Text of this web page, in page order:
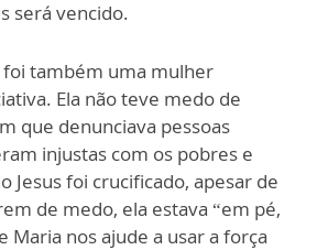
será vencido.
foi também uma mulher
Ela não teve medo de
que denunciava pessoas
injustas com os pobres e
Jesus foi crucificado, apesar de
de medo, ela estava “em pé,
Maria nos ajude a usar a força